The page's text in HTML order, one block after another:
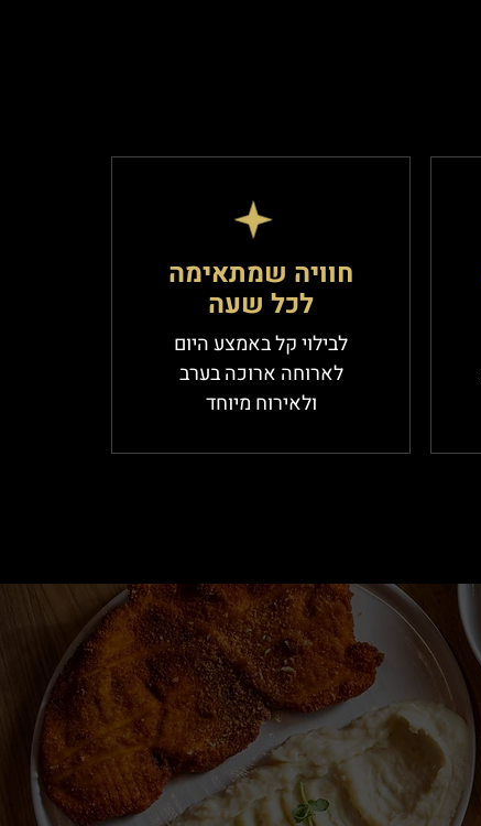
חוויה שמתאימה
לכל שעה
לבילוי קל באמצע היום
לארוחה ארוכה בערב
ולאירוח מיוחד